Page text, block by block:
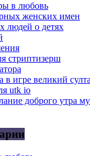
в любовь
женских имен
людей о детях
стриптизерш
в игре великий
utk io
доброго утра